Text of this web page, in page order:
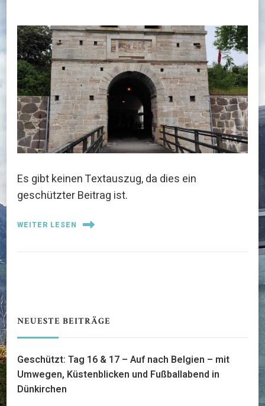
Es gibt keinen Textauszug, da dies ein
geschützter Beitrag ist.
WEITER LESEN
NEUESTE BEITRÄGE
Geschützt: Tag 16 & 17 – Auf nach Belgien – mit
Umwegen, Küstenblicken und Fußballabend in
Dünkirchen